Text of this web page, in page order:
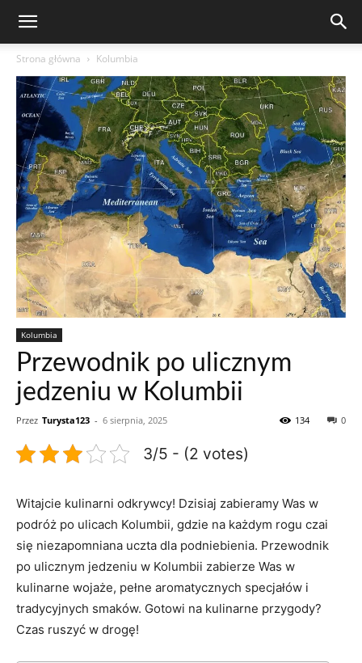
Strona główna Kolumbia
Kolumbia
Przewodnik po ulicznym
jedzeniu w Kolumbii
Przez Turysta123 - 6 sierpnia, 2025 0
134
3/5 - (2 votes)
Witajcie kulinarni odkrywcy!⁢ Dzisiaj zabieramy ⁢Was ‍w
podróż ‍po ulicach⁢ Kolumbii, gdzie na każdym rogu czai
się niezapomniana uczta dla podniebienia. ​Przewodnik
po ulicznym jedzeniu w Kolumbii zabierze ⁣Was w
kulinarne wojaże, ⁤pełne ‌aromatycznych‌ specjałów i⁣
tradycyjnych smaków. ⁤Gotowi na ⁤kulinarne przygody?
Czas ruszyć w drogę!